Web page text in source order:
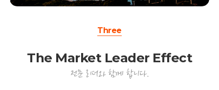
Three
The Market Leader Effect
전문 리더와 함께 합니다.